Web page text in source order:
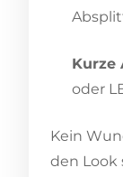
Kurze
oder
Kein
den Look